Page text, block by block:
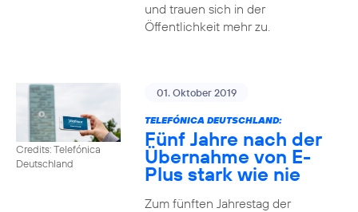
und trauen sich in der
Öffentlichkeit mehr zu.
Credits: Telefónica
Deutschland
01. Oktober 2019
TELEFÓNICA DEUTSCHLAND:
Fünf Jahre nach der
Übernahme von E-
Plus stark wie nie
Zum fünften Jahrestag der